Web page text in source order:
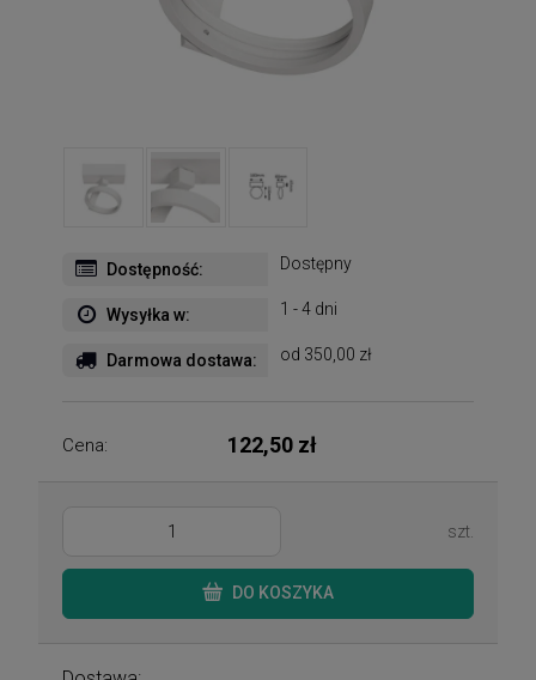
Dostępność: Dostępny
Wysyłka w: 1 - 4 dni
Darmowa dostawa: od 350,00 zł
Cena: 122,50 zł
szt.
DO KOSZYKA